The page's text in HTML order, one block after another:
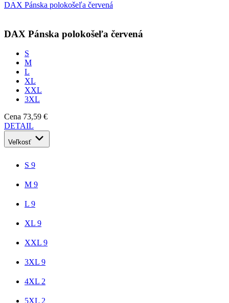
DAX Pánska polokošeľa červená
DAX Pánska polokošeľa červená
S
M
L
XL
XXL
3XL
Cena 73,59 €
DETAIL
Veľkosť
S 9
M 9
L 9
XL 9
XXL 9
3XL 9
4XL 2
5XL 2